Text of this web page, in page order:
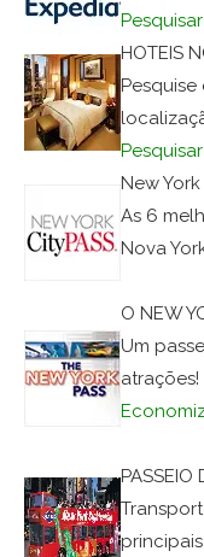
HOTEIS
New York
As 6
Nova
O NEW
Um
atrações!
PASSEIO